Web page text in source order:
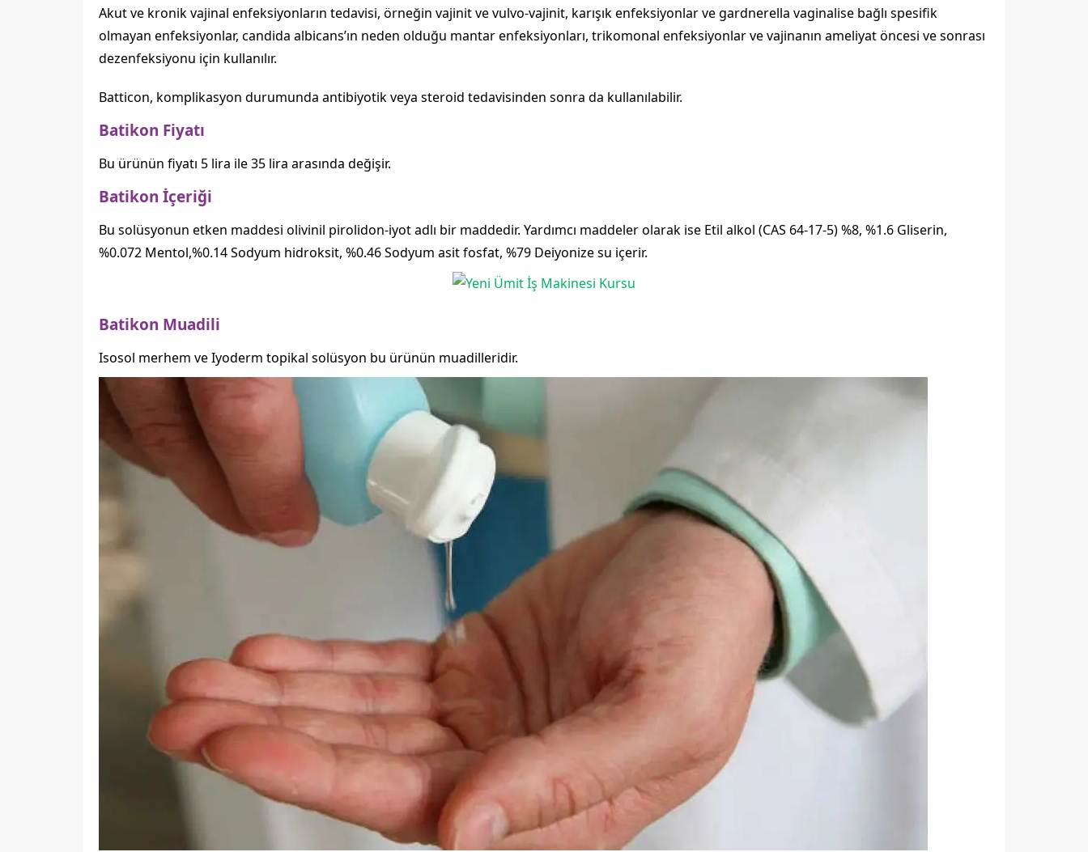
Akut ve kronik vajinal enfeksiyonların tedavisi, örneğin vajinit ve vulvo-vajinit, karışık enfeksiyonlar ve gardnerella vaginalise bağlı spesifik
olmayan enfeksiyonlar, candida albicans’ın neden olduğu mantar enfeksiyonları, trikomonal enfeksiyonlar ve vajinanın ameliyat öncesi ve sonrası
dezenfeksiyonu için kullanılır.
Batticon, komplikasyon durumunda antibiyotik veya steroid tedavisinden sonra da kullanılabilir.
Batikon Fiyatı
Bu ürünün fiyatı 5 lira ile 35 lira arasında değişir.
Batikon İçeriği
Bu solüsyonun etken maddesi olivinil pirolidon-iyot adlı bir maddedir. Yardımcı maddeler olarak ise Etil alkol (CAS 64-17-5) %8, %1.6 Gliserin,
%0.072 Mentol,%0.14 Sodyum hidroksit, %0.46 Sodyum asit fosfat, %79 Deiyonize su içerir.
Batikon Muadili
Isosol merhem ve Iyoderm topikal solüsyon bu ürünün muadilleridir.